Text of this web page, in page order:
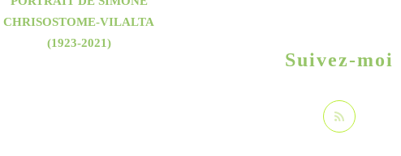
CHRISOSTOME-VILALTA
(1923-2021)
Suivez-moi